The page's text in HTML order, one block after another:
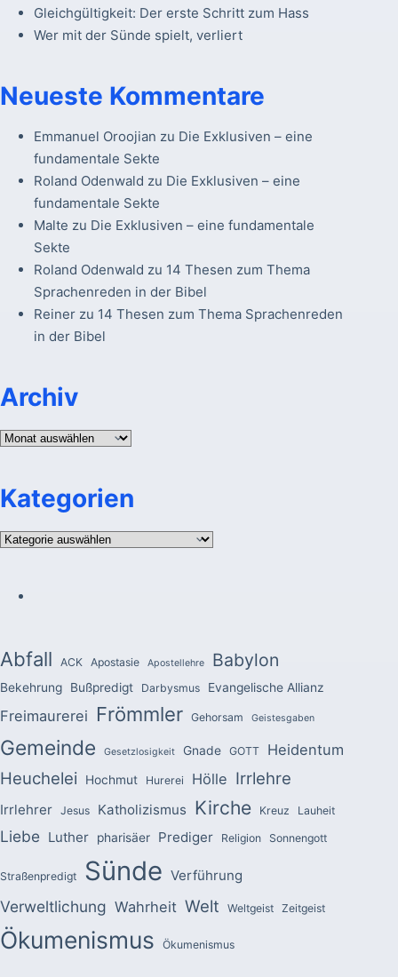
Gleichgültigkeit: Der erste Schritt zum Hass
Wer mit der Sünde spielt, verliert
Neueste Kommentare
Emmanuel Oroojian zu Die Exklusiven – eine
fundamentale Sekte
Roland Odenwald zu Die Exklusiven – eine
fundamentale Sekte
Malte zu Die Exklusiven – eine fundamentale
Sekte
Roland Odenwald zu 14 Thesen zum Thema
Sprachenreden in der Bibel
Reinerzu 14 Thesen zum Thema Sprachenreden
in der Bibel
Archiv
Archiv
Kategorien
Kategorien
Abfall ACK Apostasie Apostellehre Babylon
Bekehrung Bußpredigt Darbysmus Evangelische Allianz
Freimaurerei Frömmler Gehorsam Geistesgaben
Gemeinde Gesetzlosigkeit Gnade GOTT Heidentum
Heuchelei Hochmut Hurerei Hölle Irrlehre
Irrlehrer Jesus Katholizismus Kirche Kreuz Lauheit
Liebe Luther pharisäer Prediger Religion Sonnengott
Straßenpredigt Sünde Verführung
Verweltlichung Wahrheit Welt Weltgeist Zeitgeist
Ökumenismus Ökumenismus